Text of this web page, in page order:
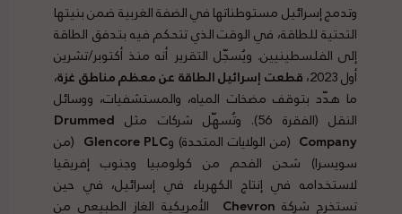
وتدمج إسرائيل مستوطناتها في الضفة الغربية ضمن بنيتها
التحتية للطاقة، في الوقت الذي تتحكم فيه بتدفق الطاقة
إلى الفلسطينيين. ويُسجّل التقرير أنه منذ أكتوبر/تشرين
أول 2023،
قطعت إسرائيل الطاقة عن معظم مناطق غزة،
ما هدّد بتوقف مضخات المياه، والمستشفيات، ووسائل
النقل (الفقرة 56). وتُسهّل شركات مثل
Drummed
Company (من الولايات المتحدة) وGlencore PLC (من
سويسرا) شحن الفحم من كولومبيا وجنوب إفريقيا
لاستخدامه في إنتاج الكهرباء في إسرائيل، في حين
تستخرج شركة Chevron الأمريكية الغاز الطبيعي من